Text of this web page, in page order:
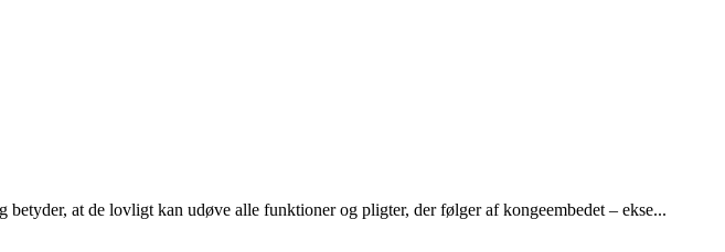
at de lovligt kan udøve alle funktioner og pligter, der følger af kongeembedet – ekse...